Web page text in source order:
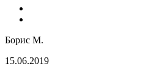
Борис М.
15.06.2019